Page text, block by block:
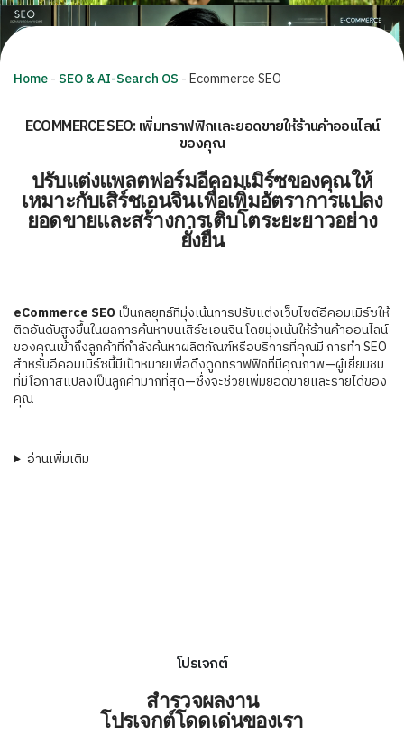
Home- SEO & AI-Search OS -Ecommerce SEO
ECOMMERCE SEO: เพิ่มทราฟฟิกและยอดขายให้ร้านค้าออนไลน์
ของคุณ
ปรับแต่งแพลตฟอร์มอีคอมเมิร์ซของคุณให้
เหมาะกับเสิร์ชเอนจิน เพื่อเพิ่มอัตราการแปลง
ยอดขายและสร้างการเติบโตระยะยาวอย่าง
ยั่งยืน
eCommerce SEOเป็นกลยุทธ์ที่มุ่งเน้นการปรับแต่งเว็บไซต์อีคอมเมิร์ซให้
ติดอันดับสูงขึ้นในผลการค้นหาบนเสิร์ชเอนจิน โดยมุ่งเน้นให้ร้านค้าออนไลน์
ของคุณเข้าถึงลูกค้าที่กำลังค้นหาผลิตภัณฑ์หรือบริการที่คุณมี การทำ SEO
สำหรับอีคอมเมิร์ซนี้มีเป้าหมายเพื่อดึงดูดทราฟฟิกที่มีคุณภาพ—ผู้เยี่ยมชม
ที่มีโอกาสแปลงเป็นลูกค้ามากที่สุด—ซึ่งจะช่วยเพิ่มยอดขายและรายได้ของ
คุณ
อ่านเพิ่มเติม
โปรเจกต์
สำรวจผลงาน
โปรเจกต์โดดเด่นของเรา